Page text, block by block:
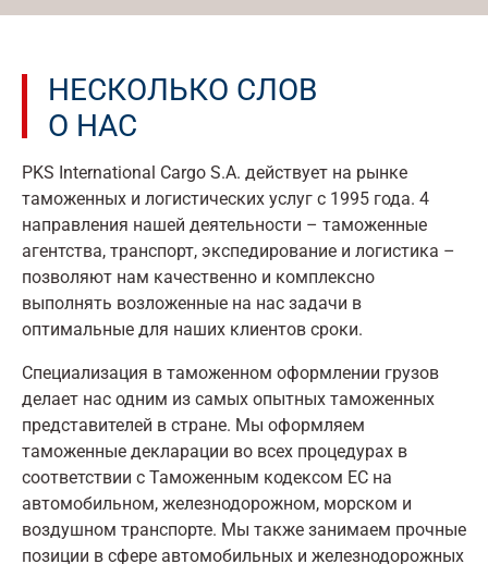
НЕСКОЛЬКО СЛОВ
О НАС
PKS International Cargo S.A. действует на рынке
таможенных и логистических услуг с 1995 года. 4
направления нашей деятельности – таможенные
агентства, транспорт, экспедирование и логистика –
позволяют нам качественно и комплексно
выполнять возложенные на нас задачи в
оптимальные для наших клиентов сроки.
Специализация в таможенном оформлении грузов
делает нас одним из самых опытных таможенных
представителей в стране. Мы оформляем
таможенные декларации во всех процедурах в
соответствии с Таможенным кодексом ЕС на
автомобильном, железнодорожном, морском и
воздушном транспорте. Мы также занимаем прочные
позиции в сфере автомобильных и железнодорожных